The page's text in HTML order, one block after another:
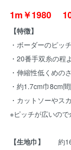
1m￥1980
【特徴】
・ボーダーのピッ
・20番手双糸の程
・伸縮性低くめの
・約1.7cm巾8cm
・カットソーやス
※ピッチが広いの
【生地巾】
約